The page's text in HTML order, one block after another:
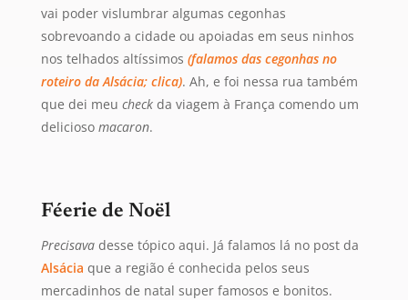
vai poder vislumbrar algumas cegonhas
sobrevoando a cidade ou apoiadas em seus ninhos
nos telhados altíssimos (falamos das cegonhas no
roteiro da Alsácia; clica). Ah, e foi nessa rua também
que dei meu checkda viagem à França comendo um
delicioso macaron.
Féerie de Noël
Precisava desse tópico aqui. Já falamos lá no post da
Alsácia que a região é conhecida pelos seus
mercadinhos de natal super famosos e bonitos.